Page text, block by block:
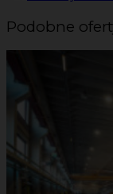
Podobne